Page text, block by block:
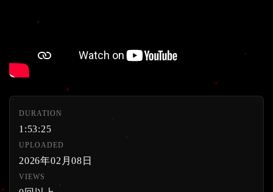
DURATION
1:53:25
UPLOADED
2026年02月08日
VIEWS